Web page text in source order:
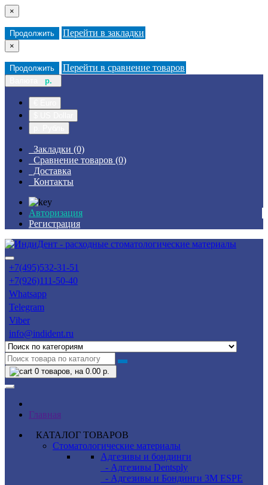
×
Продолжить Перейти в закладки
×
Продолжить Перейти в сравнение товаров
р.
Закладки (0)
Сравнение товаров (0)
Доставка
Контакты
Авторизация
Регистрация
+7(495)532-31-51
+7(926)111-50-40
Whatsapp
Telegram
Viber
info@indident.ru
0 товаров, на 0.00 р.
Главная
КАТАЛОГ ТОВАРОВ
Стоматологические материалы
Адгезивы и бондинги
- Адгезивы Dentsply
- Адгезивы и Бондинги 3M ESPE